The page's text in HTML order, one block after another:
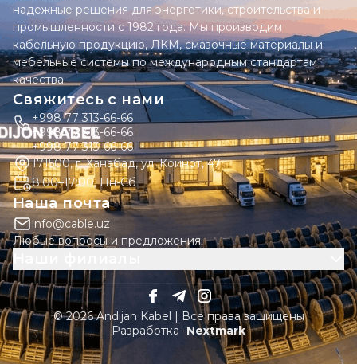
надежные решения для энергетики, строительства и
промышленности с 1982 года. Мы производим
кабельную продукцию, ЛКМ, смазочные материалы и
мебельные системы по международным стандартам
качества.
Свяжитесь с нами
+998 77 313-66-66
+998 77 313-66-66
+998 77 313-66-66
171500, г. Ханабад, ул. Коинот, 47
8:00–17:00, Пн-Сб
Наша почта
info@cable.uz
Любые вопросы и предложения
© 2026 Andijan Kabel | Все права защищены
Разработка -Nextmark